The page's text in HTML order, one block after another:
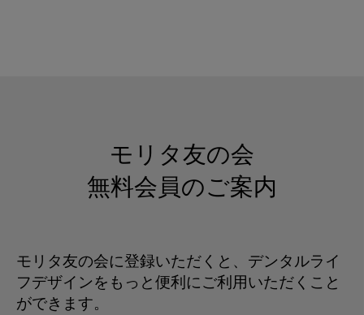
モリタ友の会
無料会員のご案内
モリタ友の会に登録いただくと、デンタルライ
フデザインをもっと便利にご利用いただくこと
ができます。